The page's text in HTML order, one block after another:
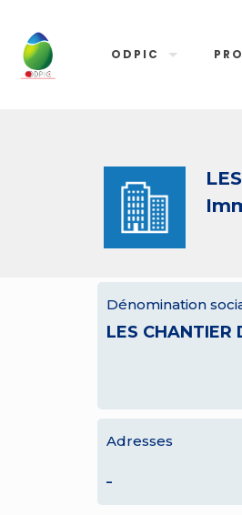
ODPIC
Dénomination
LES CHANTIER
Adresses
–